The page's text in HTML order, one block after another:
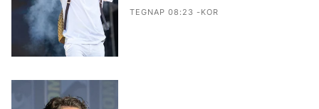
TEGNAP 08:23 -KOR